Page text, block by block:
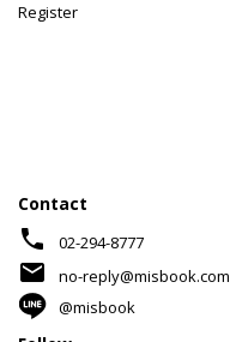
Register
Contact
phone 02-294-8777
mail
no-reply@misbook.com
@misbook